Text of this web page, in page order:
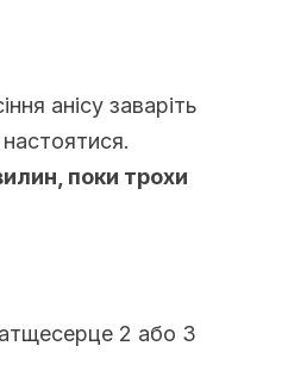
анісу заваріть
поки трохи
2 або 3